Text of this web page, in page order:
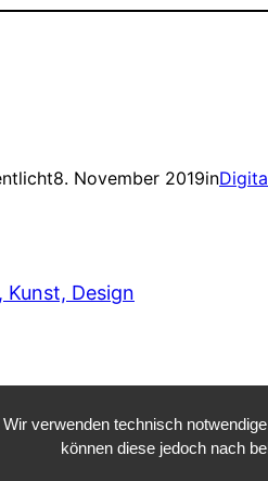
8. November 2019in
Kunst, Design
Wir verwenden technisch
können diese jedoch nach